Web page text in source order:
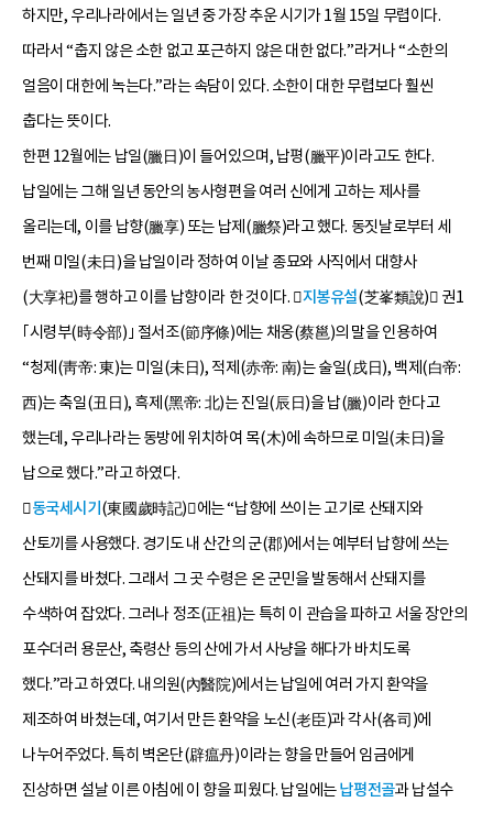
하지만, 우리나라에서는 일년 중 가장 추운 시기가 1월 15일 무렵이다.
따라서 “춥지 않은 소한 없고 포근하지 않은 대한 없다.”라거나 “소한의
얼음이 대한에 녹는다.”라는 속담이 있다. 소한이 대한 무렵보다 훨씬
춥다는 뜻이다.
한편 12월에는 납일(臘日)이 들어있으며, 납평(臘平)이라고도 한다.
납일에는 그해 일년 동안의 농사형편을 여러 신에게 고하는 제사를
올리는데, 이를 납향(臘享) 또는 납제(臘祭)라고 했다. 동짓날로부터 세
번째 미일(未日)을 납일이라 정하여 이날 종묘와 사직에서 대향사
(大享祀)를 행하고 이를 납향이라 한 것이다. 󰡔지봉유설(芝峯類說)󰡕 권1
｢시령부(時令部)｣ 절서조(節序條)에는 채옹(蔡邕)의 말을 인용하여
“청제(靑帝: 東)는 미일(未日), 적제(赤帝: 南)는 술일(戌日), 백제(白帝:
西)는 축일(丑日), 흑제(黑帝: 北)는 진일(辰日)을 납(臘)이라 한다고
했는데, 우리나라는 동방에 위치하여 목(木)에 속하므로 미일(未日)을
납으로 했다.”라고 하였다.
󰡔동국세시기 (東國歲時記)󰡕에는 “납향에 쓰이는 고기로 산돼지와
산토끼를 사용했다. 경기도 내 산간의 군(郡)에서는 예부터 납향에 쓰는
산돼지를 바쳤다. 그래서 그 곳 수령은 온 군민을 발동해서 산돼지를
수색하여 잡았다. 그러나 정조(正祖)는 특히 이 관습을 파하고 서울 장안의
포수더러 용문산, 축령산 등의 산에 가서 사냥을 해다가 바치도록
했다.”라고 하였다. 내의원(內醫院)에서는 납일에 여러 가지 환약을
제조하여 바쳤는데, 여기서 만든 환약을 노신(老臣)과 각사(各司)에
나누어주었다. 특히 벽온단(辟瘟丹)이라는 향을 만들어 임금에게
진상하면 설날 이른 아침에 이 향을 피웠다. 납일에는납평전골과 납설수